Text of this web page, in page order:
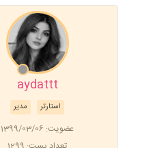
aydattt
مدیر استارتر
عضویت: 1399/03/06